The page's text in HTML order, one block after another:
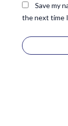
Save my
the next time